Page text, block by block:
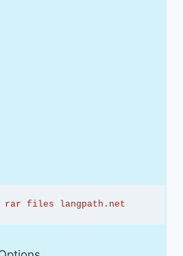
rar files langpath.net